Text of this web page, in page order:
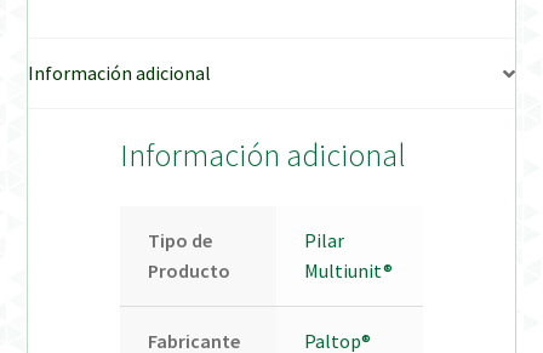
Información adicional
Información adicional
Tipo de
Producto
Pilar
Multiunit®
Fabricante
Paltop®